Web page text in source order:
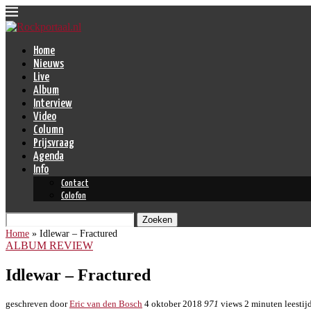
Home
Nieuws
Live
Album
Interview
Video
Column
Prijsvraag
Agenda
Info
Contact
Colofon
Zoeken
Home » Idlewar – Fractured
ALBUM REVIEW
Idlewar – Fractured
geschreven doorEric van den Bosch 4 oktober 2018 971 views 2 minuten